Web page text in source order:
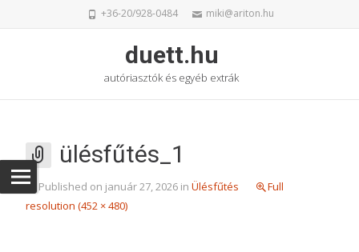
+36-20/928-0484 miki@ariton.hu
duett.hu
autóriasztók és egyéb extrák
ülésfűtés_1
Published on január 27, 2026 in Ülésfűtés
Full
resolution (452 × 480)